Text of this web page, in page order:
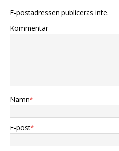
E-postadressen publiceras inte.
Kommentar
Namn*
E-post*